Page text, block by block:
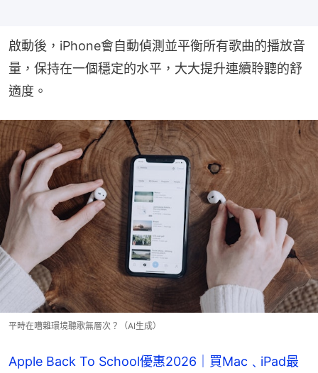
啟動後，iPhone會自動偵測並平衡所有歌曲的播放音
量，保持在一個穩定的水平，大大提升連續聆聽的舒
適度。
平時在嘈雜環境聽歌無層次？（AI生成）
Apple Back To School優惠2026｜買Mac﹑iPad最